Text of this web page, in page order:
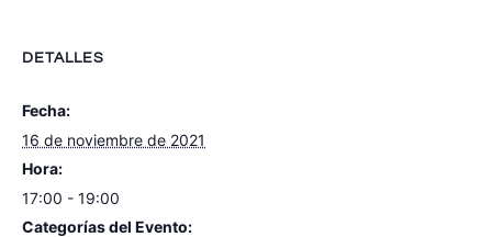
DETALLES
Fecha:
16 de noviembre de 2021
Hora:
17:00 - 19:00
Categorías del Evento: